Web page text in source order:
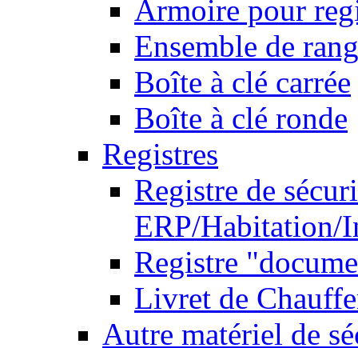
Armoire pour
Ensemble de
Boîte à clé carrée
Boîte à clé ronde
Registres
Registre de
ERP/Habitation/
Registre
Livret de
Autre matériel de